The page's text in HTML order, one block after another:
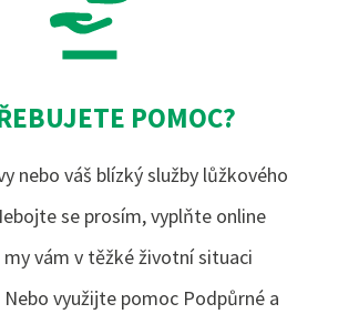
POMOC?
nebo váš blízký služby lůžkového
se prosím, vyplňte online
vám v těžké životní situaci
využijte pomoc Podpůrné a